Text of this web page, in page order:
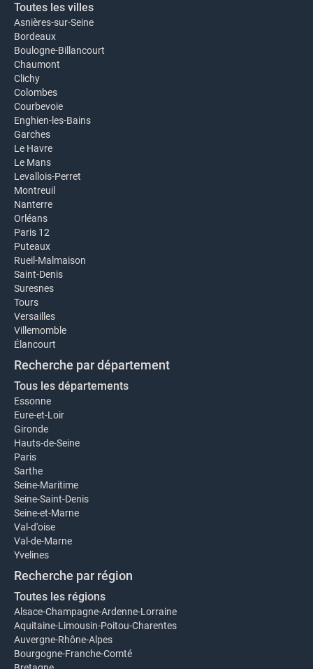
Toutes les villes
Asnières-sur-Seine
Bordeaux
Boulogne-Billancourt
Chaumont
Clichy
Colombes
Courbevoie
Enghien-les-Bains
Garches
Le Havre
Le Mans
Levallois-Perret
Montreuil
Nanterre
Orléans
Paris 12
Puteaux
Rueil-Malmaison
Saint-Denis
Suresnes
Tours
Versailles
Villemomble
Élancourt
Recherche par département
Tous les départements
Essonne
Eure-et-Loir
Gironde
Hauts-de-Seine
Paris
Sarthe
Seine-Maritime
Seine-Saint-Denis
Seine-et-Marne
Val-d'oise
Val-de-Marne
Yvelines
Recherche par région
Toutes les régions
Alsace-Champagne-Ardenne-Lorraine
Aquitaine-Limousin-Poitou-Charentes
Auvergne-Rhône-Alpes
Bourgogne-Franche-Comté